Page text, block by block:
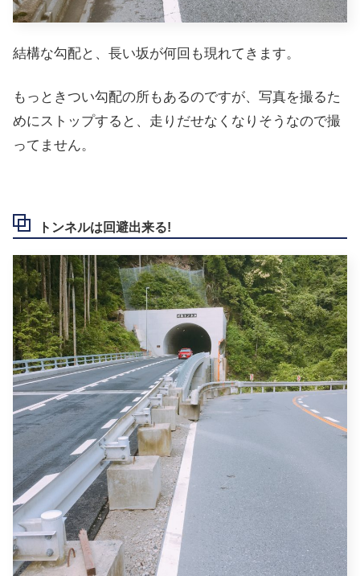
結構な勾配と、長い坂が何回も現れてきます。
もっときつい勾配の所もあるのですが、写真を撮るた
めにストップすると、走りだせなくなりそうなので撮
ってません。
トンネルは回避出来る!